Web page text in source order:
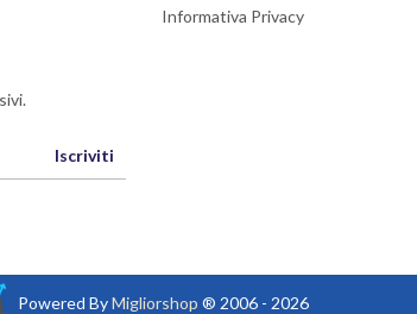
Informativa Privacy
Iscriviti
Powered ByMigliorshop ® 2006 - 2026